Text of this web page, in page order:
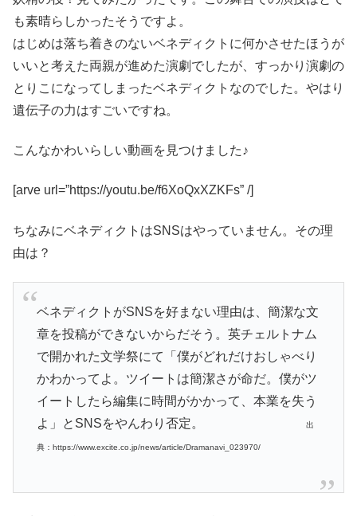
も素晴らしかったそうですよ。
はじめは落ち着きのないベネディクトに何かさせたほうが
いいと考えた両親が進めた演劇でしたが、すっかり演劇の
とりこになってしまったベネディクトなのでした。やはり
遺伝子の力はすごいですね。
こんなかわいらしい動画を見つけました♪
[arve url=”https://youtu.be/f6XoQxXZKFs” /]
ちなみにベネディクトはSNSはやっていません。その理
由は？
ベネディクトがSNSを好まない理由は、簡潔な文
章を投稿ができないからだそう。英チェルトナム
で開かれた文学祭にて「僕がどれだけおしゃべり
かわかってよ。ツイートは簡潔さが命だ。僕がツ
イートしたら編集に時間がかかって、本業を失う
よ」とSNSをやんわり否定。
出
典：https://www.excite.co.jp/news/article/Dramanavi_023970/